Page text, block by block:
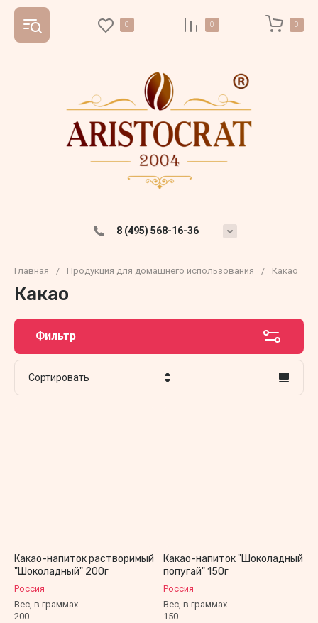
0 0 0
8 (495) 568-16-36
Главная / Продукция для домашнего использования / Какао
Какао
Фильтр
Сортировать
Какао-напиток растворимый
"Шоколадный" 200г
Россия
Вес, в граммах
200
Какао-напиток "Шоколадный
попугай" 150г
Россия
Вес, в граммах
150